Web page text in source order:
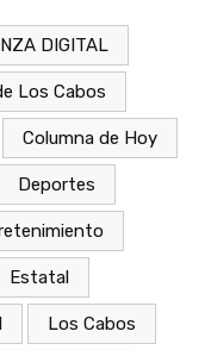
DIGITAL
Los Cabos
Columna de Hoy
Deportes
Estatal
Los Cabos